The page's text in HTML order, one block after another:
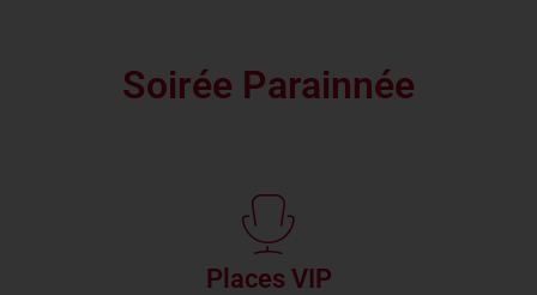
Soirée Parainnée
Places VIP